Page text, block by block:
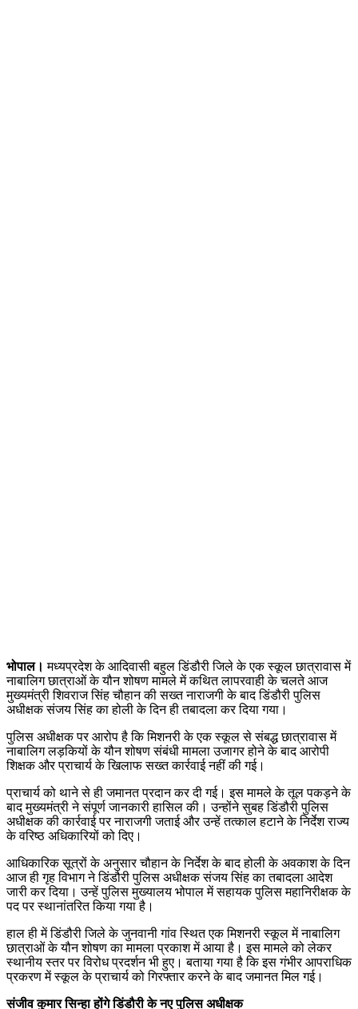
भोपाल। मध्यप्रदेश के आदिवासी बहुल डिंडौरी जिले के एक स्कूल छात्रावास में
नाबालिग छात्राओं के यौन शोषण मामले में कथित लापरवाही के चलते आज
मुख्यमंत्री शिवराज सिंह चौहान की सख्त नाराजगी के बाद डिंडौरी पुलिस
अधीक्षक संजय सिंह का होली के दिन ही तबादला कर दिया गया।
पुलिस अधीक्षक पर आरोप है कि मिशनरी के एक स्कूल से संबद्ध छात्रावास में
नाबालिग लड़कियों के यौन शोषण संबंधी मामला उजागर होने के बाद आरोपी
शिक्षक और प्राचार्य के खिलाफ सख्त कार्रवाई नहीं की गई।
प्राचार्य को थाने से ही जमानत प्रदान कर दी गई। इस मामले के तूल पकड़ने के
बाद मुख्यमंत्री ने संपूर्ण जानकारी हासिल की। उन्होंने सुबह डिंडौरी पुलिस
अधीक्षक की कार्रवाई पर नाराजगी जताई और उन्हें तत्काल हटाने के निर्देश राज्य
के वरिष्ठ अधिकारियों को दिए।
आधिकारिक सूत्रों के अनुसार चौहान के निर्देश के बाद होली के अवकाश के दिन
आज ही गृह विभाग ने डिंडौरी पुलिस अधीक्षक संजय सिंह का तबादला आदेश
जारी कर दिया। उन्हें पुलिस मुख्यालय भोपाल में सहायक पुलिस महानिरीक्षक के
पद पर स्थानांतरित किया गया है।
हाल ही में डिंडौरी जिले के जुनवानी गांव स्थित एक मिशनरी स्कूल में नाबालिग
छात्राओं के यौन शोषण का मामला प्रकाश में आया है। इस मामले को लेकर
स्थानीय स्तर पर विरोध प्रदर्शन भी हुए। बताया गया है कि इस गंभीर आपराधिक
प्रकरण में स्कूल के प्राचार्य को गिरफ्तार करने के बाद जमानत मिल गई।
संजीव कुमार सिन्हा होंगे डिंडौरी के नए पुलिस अधीक्षक